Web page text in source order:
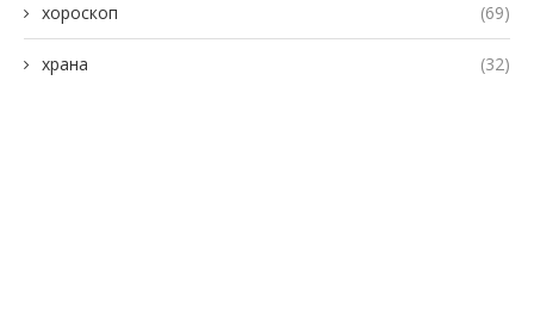
хороскоп (69)
храна (32)